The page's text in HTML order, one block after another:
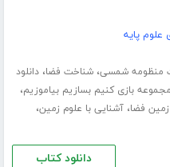
علوم پایه
منظومه شمسی،شناخت فضا،دانلود
مجموعه بازی کنیم بسازیم بیاموزیم،
زمین فضا،آشنایی با علوم زمین،
دانلود کتاب